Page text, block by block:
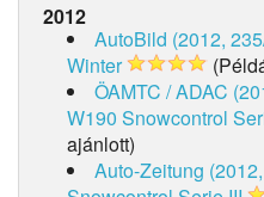
2012
AutoBild (2012,
Winter
ÖAMTC / ADAC
W190 Snowcontrol
ajánlott)
Auto-Zeitung